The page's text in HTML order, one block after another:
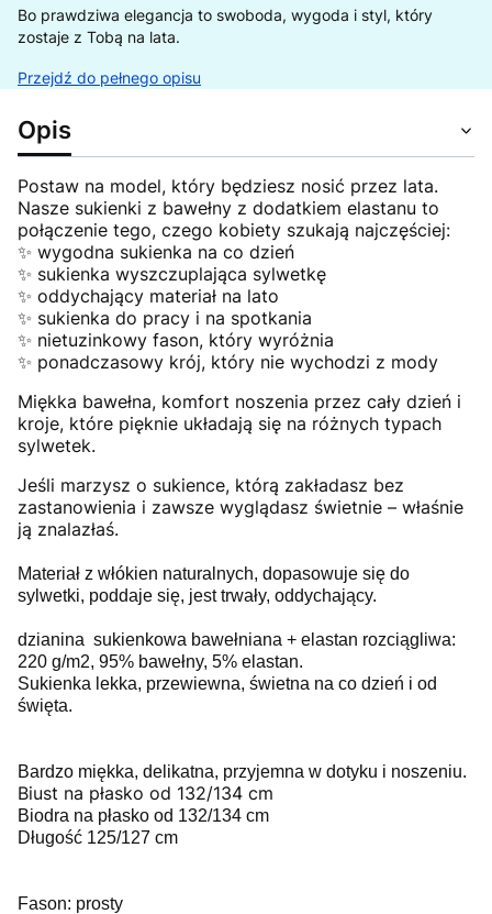
Bo prawdziwa elegancja to swoboda, wygoda i styl, który
zostaje z Tobą na lata.
Przejdź do pełnego opisu
Opis
Postaw na model, który będziesz nosić przez lata.
Nasze sukienki z bawełny z dodatkiem elastanu to
połączenie tego, czego kobiety szukają najczęściej:
✨ wygodna sukienka na co dzień
✨ sukienka wyszczuplająca sylwetkę
✨ oddychający materiał na lato
✨ sukienka do pracy i na spotkania
✨ nietuzinkowy fason, który wyróżnia
✨ ponadczasowy krój, który nie wychodzi z mody
Miękka bawełna, komfort noszenia przez cały dzień i
kroje, które pięknie układają się na różnych typach
sylwetek.
Jeśli marzysz o sukience, którą zakładasz bez
zastanowienia i zawsze wyglądasz świetnie – właśnie
ją znalazłaś.
Materiał z włókien naturalnych, dopasowuje się do
sylwetki, poddaje się, jest trwały, oddychający.
dzianina sukienkowa bawełniana + elastan rozciągliwa:
220 g/m2, 95% bawełny, 5% elastan.
Sukienka lekka, przewiewna, świetna na co dzień i od
święta.
Bardzo miękka, delikatna, przyjemna w dotyku i noszeniu.
Biust na płasko od 132/134 cm
Biodra na płasko od 132/134 cm
Długość 125/127 cm
Fason: prosty